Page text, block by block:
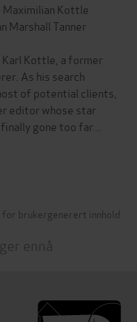
Maximilian Kottle
Marshall Tanner
Karl Kottle, a former
As his search
of potential clients,
editor whose star
gone too far...
brukergenerert innhold
ennå